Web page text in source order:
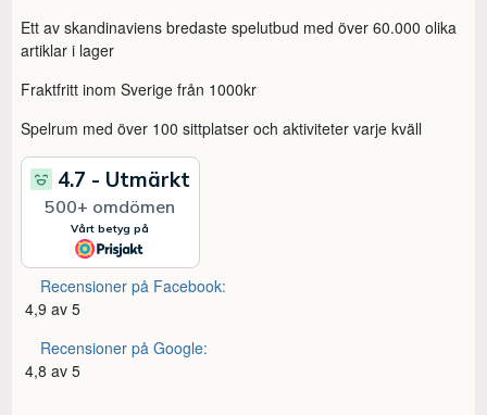
Ett av skandinaviens bredaste spelutbud med över 60.000 olika
artiklar i lager
Fraktfritt inom Sverige från 1000kr
Spelrum med över 100 sittplatser och aktiviteter varje kväll
Recensioner på Facebook:
4,9 av 5
Recensioner på Google:
4,8 av 5